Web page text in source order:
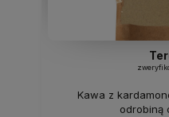
Kawa z
odrobiną